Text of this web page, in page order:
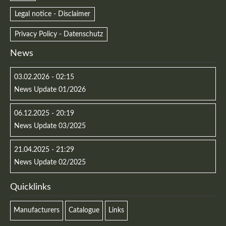
Legal notice - Disclaimer
Privacy Policy - Datenschutz
News
03.02.2026 - 02:15
News Update 01/2026
06.12.2025 - 20:19
News Update 03/2025
21.04.2025 - 21:29
News Update 02/2025
Quicklinks
Manufacturers Catalogue Links
Kontaktdaten
info@optical-toys.com
http://www.optical-toys.com
Login
Passwort